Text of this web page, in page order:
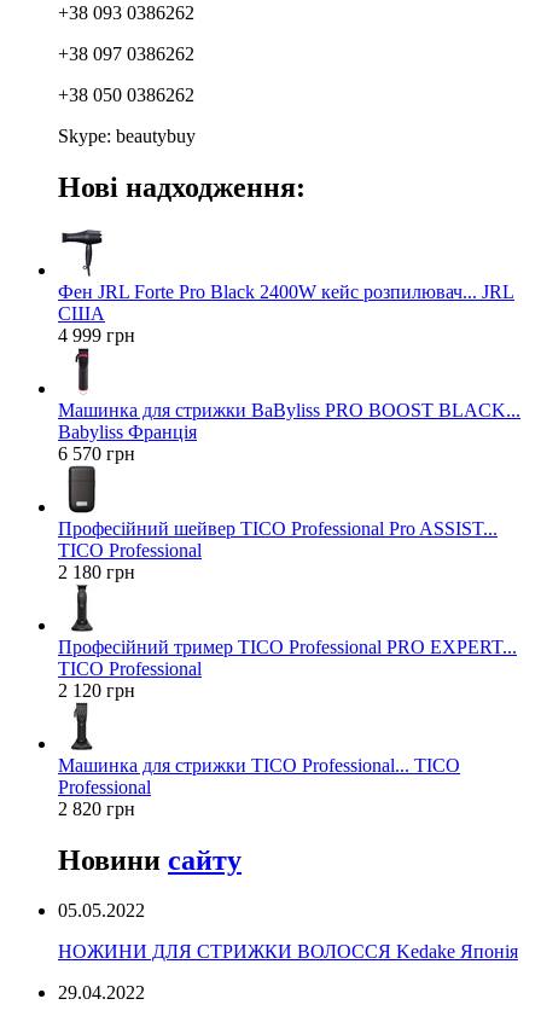
+38 093 0386262
+38 097 0386262
+38 050 0386262
Skype: beautybuy
Нові надходження:
Фен JRL Forte Pro Black 2400W кейс розпилювач... JRL
США
4 999 грн
Машинка для стрижки BaByliss PRO BOOST BLACK...
Babyliss Франція
6 570 грн
Професійний шейвер TICO Professional Pro ASSIST...
TICO Professional
2 180 грн
Професійний тример TICO Professional PRO EXPERT...
TICO Professional
2 120 грн
Машинка для стрижки TICO Professional... TICO
Professional
2 820 грн
Новини сайту
05.05.2022
НОЖИНИ ДЛЯ СТРИЖКИ ВОЛОССЯ Kedake Японія
29.04.2022